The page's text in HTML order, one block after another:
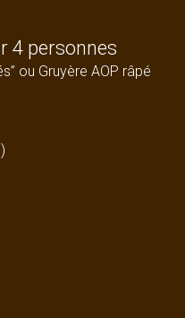
4 personnes
ou Gruyère AOP râpé